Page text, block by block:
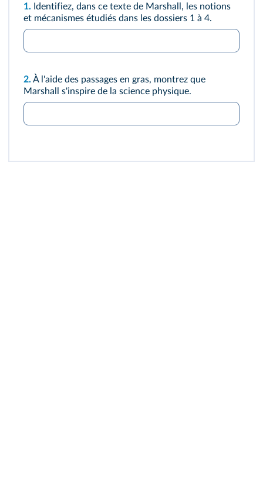
1. Identifiez, dans ce texte de Marshall, les notions
et mécanismes étudiés dans les dossiers 1 à 4.
2. À l'aide des passages en gras, montrez que
Marshall s'inspire de la science physique.